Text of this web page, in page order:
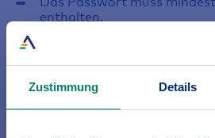
Zustimmung Details
enthalten.
Die Nutzung von
Nicht verwenden dürfen
Benutzernamen und den